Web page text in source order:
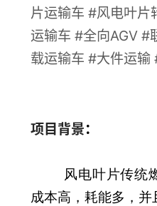
片运输车 #风电叶片
运输车 #全向AGV #
载运输车 #大件运输
项目背景：
风电叶片传统
成本高，耗能多，